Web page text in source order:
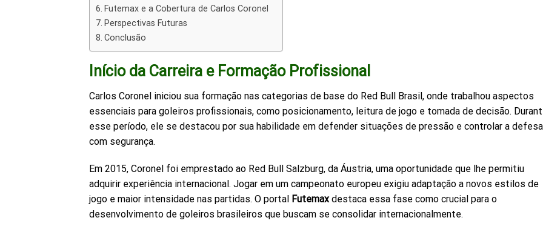
Futemax e a Cobertura de Carlos Coronel
Perspectivas Futuras
Conclusão
Início da Carreira e Formação Profissional
Carlos Coronel iniciou sua formação nas categorias de base do Red Bull Brasil, onde trabalhou aspectos
essenciais para goleiros profissionais, como posicionamento, leitura de jogo e tomada de decisão.
esse período, ele se destacou por sua habilidade em defender situações de pressão e controlar a defesa
com segurança.
Em 2015, Coronel foi emprestado ao Red Bull Salzburg, da Áustria, uma oportunidade que lhe permitiu
adquirir experiência internacional. Jogar em um campeonato europeu exigiu adaptação a novos estilos de
jogo e maior intensidade nas partidas. O portal Futemaxdestaca essa fase como crucial para o
desenvolvimento de goleiros brasileiros que buscam se consolidar internacionalmente.